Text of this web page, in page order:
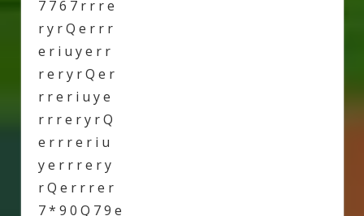
7 7 6 7 r r r e
r y r Q e r r r
e r i u y e r r
r e r y r Q e r
r r e r i u y e
r r r e r y r Q
e r r r e r i u
y e r r r e r y
r Q e r r r e r
7 * 9 0 Q 7 9 e